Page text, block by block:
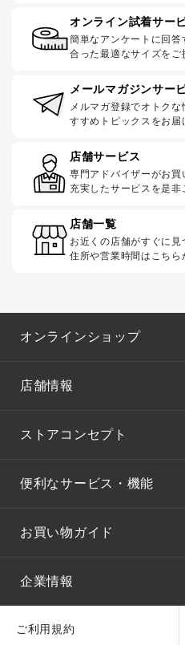
オンライン試着サー
簡単なアンケートに回
合った最適なサイズをご
メールマガジンサー
メルマガ登録でオトク
すすめトピックスをお届
店舗サービス
専門アドバイザーがお買
充実したサービスを是非
店舗一覧
お近くの店舗がすぐに見
住所や営業時間はこちら
オンラインショップ
店舗情報
ストアコンセプト
便利なサービス・機能
お買い物ガイド
企業情報
ご利用規約